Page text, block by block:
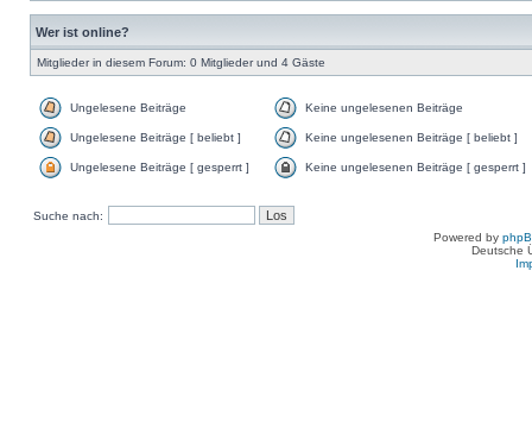
Wer ist online?
Mitglieder in diesem Forum: 0 Mitglieder und 4 Gäste
Ungelesene Beiträge Keine ungelesenen Beiträge
Ungelesene Beiträge [ beliebt ] Keine ungelesenen Beiträge [ beliebt ]
Ungelesene Beiträge [ gesperrt ] Keine ungelesenen Beiträge [ gesperrt ]
Suche nach:
Powered by
Deutsche